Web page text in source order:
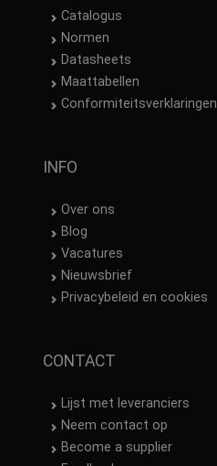
Catalogus
Normen
Datasheets
Maattabellen
Conformiteitsverklaringen
INFO
Over ons
Blog
Vacatures
Nieuwsbrief
Privacybeleid en cookies
CONTACT
Lijst met leveranciers
Neem contact op
Become a supplier